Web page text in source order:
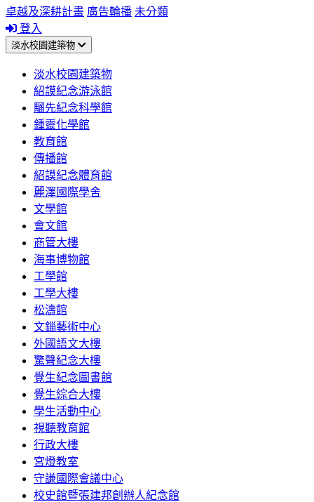
卓越及深耕計畫 廣告輪播 未分類
登入
淡水校園建築物
淡水校園建築物
紹謨紀念游泳館
騮先紀念科學館
鍾靈化學館
教育館
傳播館
紹謨紀念體育館
麗澤國際學舍
文學館
會文館
商管大樓
海事博物館
工學館
工學大樓
松濤館
文錙藝術中心
外國語文大樓
驚聲紀念大樓
覺生紀念圖書館
覺生綜合大樓
學生活動中心
視聽教育館
行政大樓
宮燈教室
守謙國際會議中心
校史館暨張建邦創辦人紀念館